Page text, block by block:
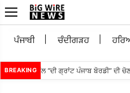
ਪੰਜਾਬੀ ਚੰਦੀਗੜਹ
BREAKING
ਪੰਜਾਬੀ ਫੁੱਲ “ਦੀ ਗ੍ਰਾਂਟ ਪੰਜਾਬ ਬੋਰਡੀ” ਦੀ ਚੋਣ